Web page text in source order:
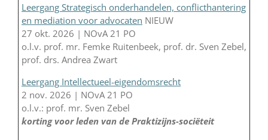
Leergang Strategisch onderhandelen, conflicthantering
en mediation voor advocaten NIEUW
27 okt. 2026 | NOvA 21 PO
o.l.v. prof. mr. Femke Ruitenbeek, prof. dr. Sven Zebel,
prof. drs. Andrea Zwart
Leergang Intellectueel-eigendomsrecht
2 nov. 2026 | NOvA 21 PO
o.l.v.: prof. mr. Sven Zebel
korting voor leden van de Praktizijns-sociëteit